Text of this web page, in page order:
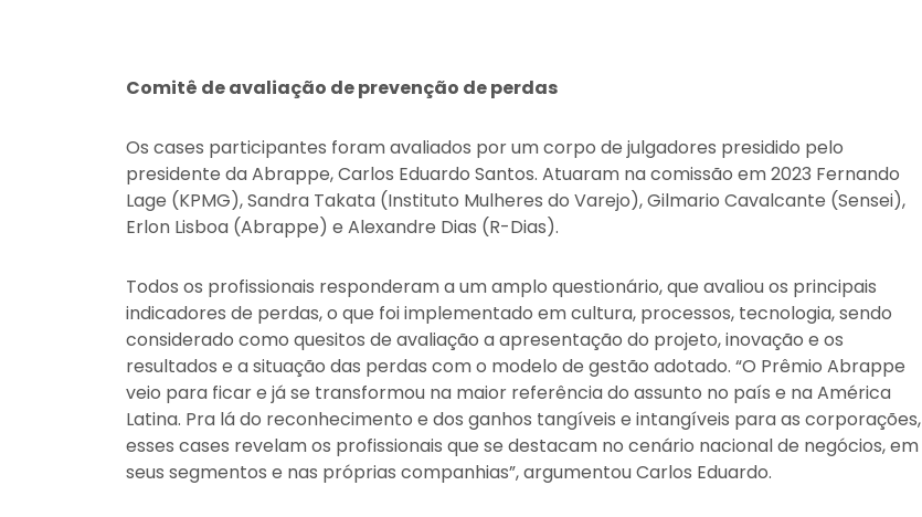
Comitê de avaliação de prevenção de perdas
Os cases participantes foram avaliados por um corpo de julgadores presidido pelo
presidente da Abrappe, Carlos Eduardo Santos. Atuaram na comissão em 2023 Fernando
Lage (KPMG), Sandra Takata (Instituto Mulheres do Varejo), Gilmario Cavalcante (Sensei),
Erlon Lisboa (Abrappe) e Alexandre Dias (R-Dias).
Todos os profissionais responderam a um amplo questionário, que avaliou os principais
indicadores de perdas, o que foi implementado em cultura, processos, tecnologia, sendo
considerado como quesitos de avaliação a apresentação do projeto, inovação e os
resultados e a situação das perdas com o modelo de gestão adotado. “O Prêmio Abrappe
veio para ficar e já se transformou na maior referência do assunto no país e na América
Latina. Pra lá do reconhecimento e dos ganhos tangíveis e intangíveis para as corporações,
esses cases revelam os profissionais que se destacam no cenário nacional de negócios, em
seus segmentos e nas próprias companhias”, argumentou Carlos Eduardo.